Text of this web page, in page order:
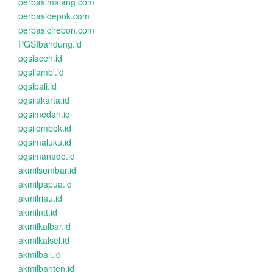
perbasidepok.com
perbasicirebon.com
PGSIbandung.id
pgsiaceh.id
pgsijambi.id
pgsibali.id
pgsijakarta.id
pgsimedan.id
pgsilombok.id
pgsimaluku.id
pgsimanado.id
akmilsumbar.id
akmilpapua.id
akmilriau.id
akmilntt.id
akmilkalbar.id
akmilkalsel.id
akmilbali.id
akmilbanten.id